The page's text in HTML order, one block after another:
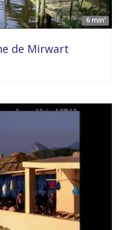
6 min'
de Mirwart